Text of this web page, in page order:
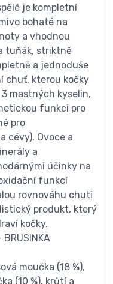
je kompletní
bohaté na
a vhodnou
tuňák, striktně
a jednoduše
chuť, kterou kočky
mastných kyselin,
funkci pro
pro
cévy). Ovoce a
a
účinky na
funkcí
rovnováhu chuti
produkt, který
kočky.
BRUSINKA
moučka (18 %),
(10 %), krůtí a